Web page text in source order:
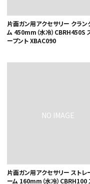
片面ガン用アクセサリー クラン
ム 450mm（水冷）CBRH450S
ープント XBAC090
片面ガン用アクセサリー ストレ
ーム 160mm（水冷）CBRH100